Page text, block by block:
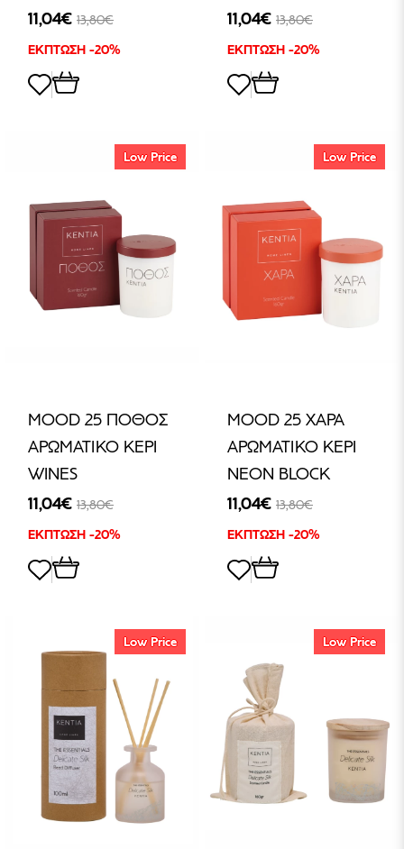
11,04€ 13,80€
ΕΚΠΤΩΣΗ -20%
11,04€ 13,80€
ΕΚΠΤΩΣΗ -20%
Low Price
MOOD 25 ΠΟΘΟΣ
ΑΡΩΜΑΤΙΚΟ ΚΕΡΙ
WINES
11,04€ 13,80€
ΕΚΠΤΩΣΗ -20%
Low Price
MOOD 25 ΧΑΡΑ
ΑΡΩΜΑΤΙΚΟ ΚΕΡΙ
NEON BLOCK
11,04€ 13,80€
ΕΚΠΤΩΣΗ -20%
Low Price Low Price